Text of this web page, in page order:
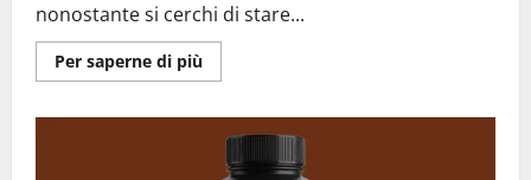
nonostante si cerchi di stare...
Per saperne di piùUlteriori
informazioni
Recensioni
2026